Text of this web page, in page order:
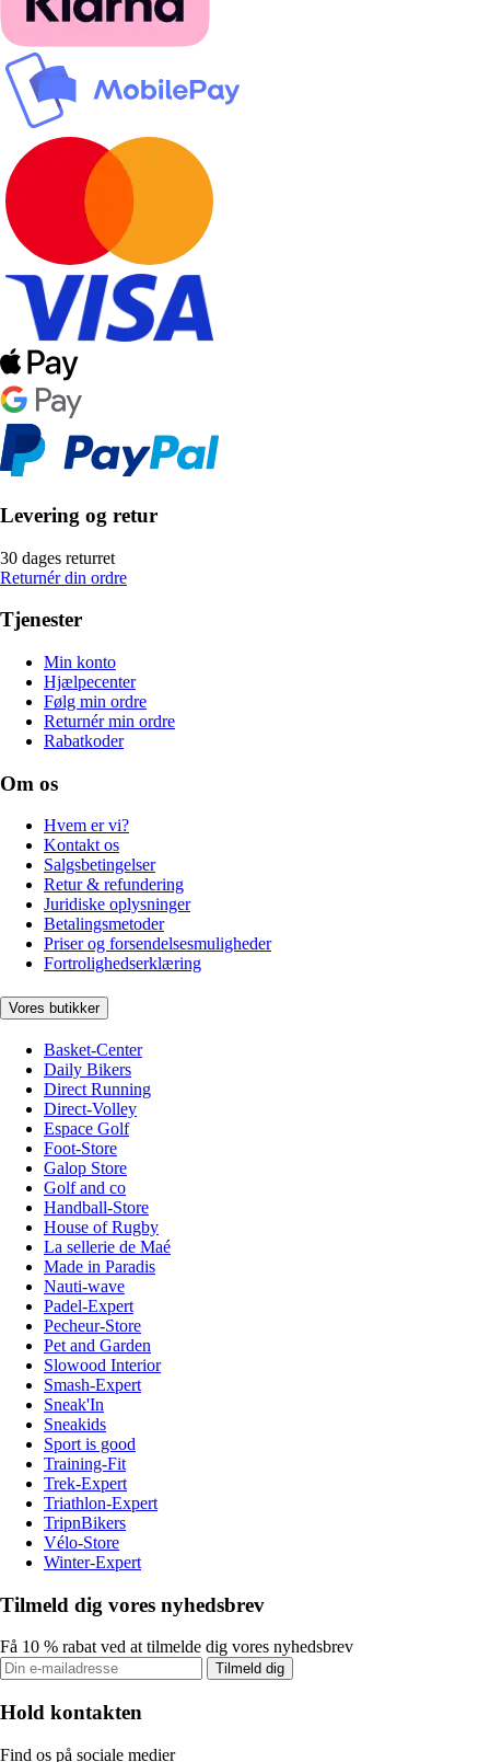
Levering og retur
30 dages returret
Returnér din ordre
Tjenester
Min konto
Hjælpecenter
Følg min ordre
Returnér min ordre
Rabatkoder
Om os
Hvem er vi?
Kontakt os
Salgsbetingelser
Retur & refundering
Juridiske oplysninger
Betalingsmetoder
Priser og forsendelsesmuligheder
Fortrolighedserklæring
Vores butikker
Basket-Center
Daily Bikers
Direct Running
Direct-Volley
Espace Golf
Foot-Store
Galop Store
Golf and co
Handball-Store
House of Rugby
La sellerie de Maé
Made in Paradis
Nauti-wave
Padel-Expert
Pecheur-Store
Pet and Garden
Slowood Interior
Smash-Expert
Sneak'In
Sneakids
Sport is good
Training-Fit
Trek-Expert
Triathlon-Expert
TripnBikers
Vélo-Store
Winter-Expert
Tilmeld dig vores nyhedsbrev
Få 10 % rabat ved at tilmelde dig vores nyhedsbrev
Tilmeld dig
Hold kontakten
Find os på sociale medier